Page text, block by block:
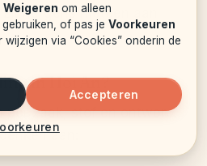
nergens meteen aan
in Hoi An?
per zaak, stof en ontwerp.
aan:
Weigeren om alleen
of pas je Voorkeuren
via “Cookies” onderin de
Accepteren